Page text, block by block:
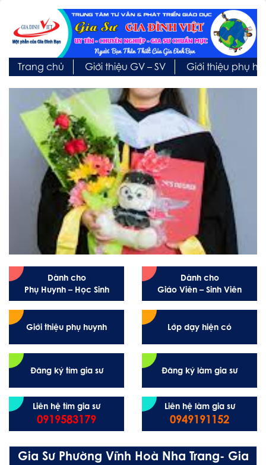
Trang chủ Giới thiệu GV – SV Giới thiệu phụ
Dành cho
Phụ Huynh – Học Sinh
Giới thiệu phụ huynh
Đăng ký tìm gia sư
Liên hệ tìm gia sư
0919583179
Dành cho
Giáo Viên – Sinh Viên
Lớp dạy hiện có
Đăng ký làm gia sư
Liên hệ làm gia sư
0949191152
Gia Sư Phường Vĩnh Hoà Nha Trang- Gia